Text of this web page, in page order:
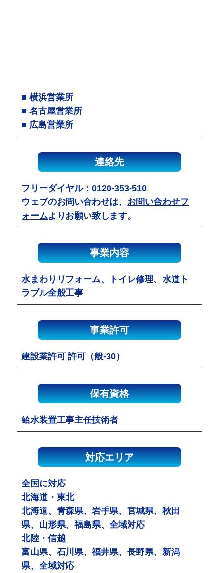
■ 横浜営業所
■ 名古屋営業所
■ 広島営業所
連絡先
フリーダイヤル：0120-353-510
ウェブのお問い合わせは、 お問い合わせフ
ォームよりお願い致します。
事業内容
水まわりリフォーム、トイレ修理、水道ト
ラブル全般工事
事業許可
建設業許可 許可（般-30）
保有資格
給水装置工事主任技術者
対応エリア
全国に対応
北海道・東北
北海道、青森県、岩手県、宮城県、秋田
県、山形県、福島県、全域対応
北陸・信越
富山県、石川県、福井県、長野県、新潟
県、全域対応